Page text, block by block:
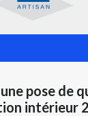
pose de
intérieur